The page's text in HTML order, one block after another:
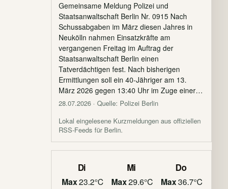
Gemeinsame Meldung Polizei und
Staatsanwaltschaft Berlin Nr. 0915 Nach
Schussabgaben im März diesen Jahres in
Neukölln nahmen Einsatzkräfte am
vergangenen Freitag im Auftrag der
Staatsanwaltschaft Berlin einen
Tatverdächtigen fest. Nach bisherigen
Ermittlungen soll ein 40-Jähriger am 13.
März 2026 gegen 13:40 Uhr im Zuge einer…
28.07.2026 · Quelle: Polizei Berlin
Lokal eingelesene Kurzmeldungen aus offiziellen
RSS-Feeds für Berlin.
Di
Max23.2°C
Mi
Max29.6°C
Do
Max36.7°C